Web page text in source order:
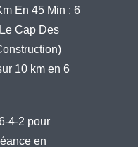
En 45 Min : 6
Cap Des
10 km en 6
4-2 pour
en